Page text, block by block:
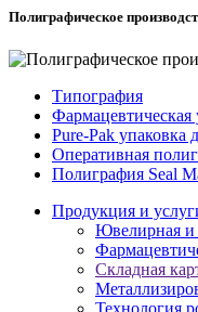
Полиграфическое
Типография
Фармацевтическая
Pure-Pak упаковка
Оперативная
Полиграфия Seal
Продукция и
Ювелирная и
Складная
Технология